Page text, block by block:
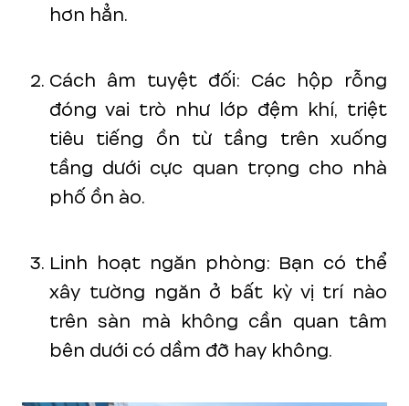
hơn hẳn.
Cách âm tuyệt đối: Các hộp rỗng
đóng vai trò như lớp đệm khí, triệt
tiêu tiếng ồn từ tầng trên xuống
tầng dưới cực quan trọng cho nhà
phố ồn ào.
Linh hoạt ngăn phòng: Bạn có thể
xây tường ngăn ở bất kỳ vị trí nào
trên sàn mà không cần quan tâm
bên dưới có dầm đỡ hay không.